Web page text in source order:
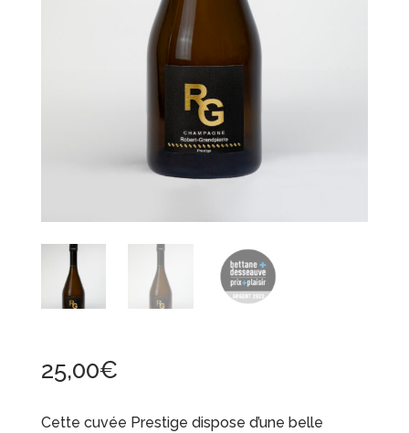
25,00€
Cette cuvée Prestige dispose d’une belle